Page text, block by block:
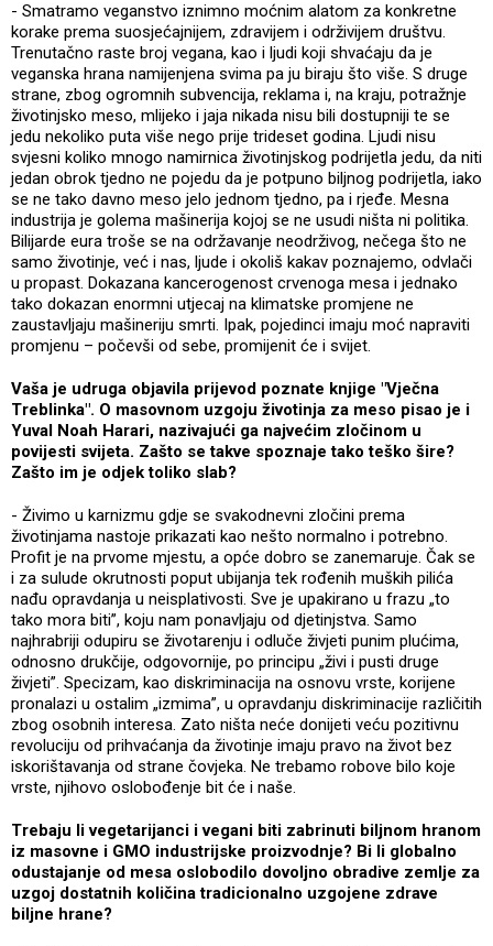
- Smatramo veganstvo iznimno moćnim alatom za konkretne
korake prema suosjećajnijem, zdravijem i održivijem društvu.
Trenutačno raste broj vegana, kao i ljudi koji shvaćaju da je
veganska hrana namijenjena svima pa ju biraju što više. S druge
strane, zbog ogromnih subvencija, reklama i, na kraju, potražnje
životinjsko meso, mlijeko i jaja nikada nisu bili dostupniji te se
jedu nekoliko puta više nego prije trideset godina. Ljudi nisu
svjesni koliko mnogo namirnica životinjskog podrijetla jedu, da niti
jedan obrok tjedno ne pojedu da je potpuno biljnog podrijetla, iako
se ne tako davno meso jelo jednom tjedno, pa i rjeđe. Mesna
industrija je golema mašinerija kojoj se ne usudi ništa ni politika.
Bilijarde eura troše se na održavanje neodrživog, nečega što ne
samo životinje, već i nas, ljude i okoliš kakav poznajemo, odvlači
u propast. Dokazana kancerogenost crvenoga mesa i jednako
tako dokazan enormni utjecaj na klimatske promjene ne
zaustavljaju mašineriju smrti. Ipak, pojedinci imaju moć napraviti
promjenu – počevši od sebe, promijenit će i svijet.
Vaša je udruga objavila prijevod poznate knjige "Vječna
Treblinka". O masovnom uzgoju životinja za meso pisao je i
Yuval Noah Harari, nazivajući ga najvećim zločinom u
povijesti svijeta. Zašto se takve spoznaje tako teško šire?
Zašto im je odjek toliko slab?
- Živimo u karnizmu gdje se svakodnevni zločini prema
životinjama nastoje prikazati kao nešto normalno i potrebno.
Profit je na prvome mjestu, a opće dobro se zanemaruje. Čak se
i za sulude okrutnosti poput ubijanja tek rođenih muških pilića
nađu opravdanja u neisplativosti. Sve je upakirano u frazu „to
tako mora biti”, koju nam ponavljaju od djetinjstva. Samo
najhrabriji odupiru se životarenju i odluče živjeti punim plućima,
odnosno drukčije, odgovornije, po principu „živi i pusti druge
živjeti”. Specizam, kao diskriminacija na osnovu vrste, korijene
pronalazi u ostalim „izmima”, u opravdanju diskriminacije različitih
zbog osobnih interesa. Zato ništa neće donijeti veću pozitivnu
revoluciju od prihvaćanja da životinje imaju pravo na život bez
iskorištavanja od strane čovjeka. Ne trebamo robove bilo koje
vrste, njihovo oslobođenje bit će i naše.
Trebaju li vegetarijanci i vegani biti zabrinuti biljnom hranom
iz masovne i GMO industrijske proizvodnje? Bi li globalno
odustajanje od mesa oslobodilo dovoljno obradive zemlje za
uzgoj dostatnih količina tradicionalno uzgojene zdrave
biljne hrane?